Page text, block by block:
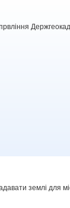
землі для